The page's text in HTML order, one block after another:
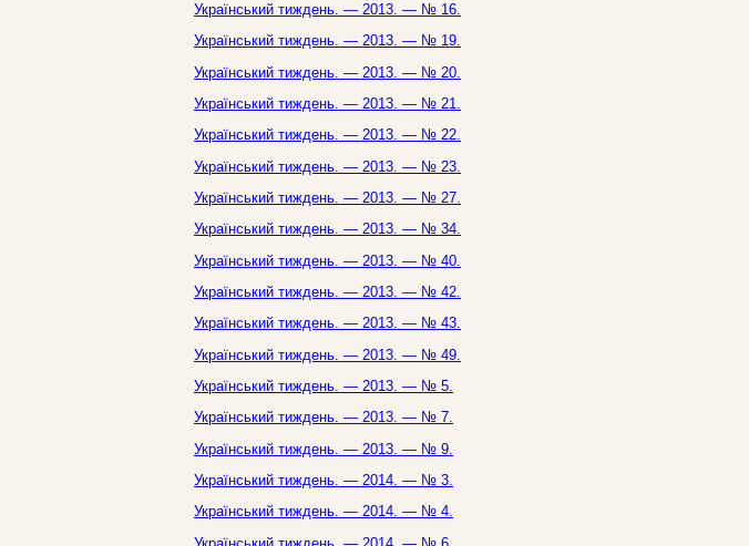
Український тиждень. — 2013. — № 16.
Український тиждень. — 2013. — № 19.
Український тиждень. — 2013. — № 20.
Український тиждень. — 2013. — № 21.
Український тиждень. — 2013. — № 22.
Український тиждень. — 2013. — № 23.
Український тиждень. — 2013. — № 27.
Український тиждень. — 2013. — № 34.
Український тиждень. — 2013. — № 40.
Український тиждень. — 2013. — № 42.
Український тиждень. — 2013. — № 43.
Український тиждень. — 2013. — № 49.
Український тиждень. — 2013. — № 5.
Український тиждень. — 2013. — № 7.
Український тиждень. — 2013. — № 9.
Український тиждень. — 2014. — № 3.
Український тиждень. — 2014. — № 4.